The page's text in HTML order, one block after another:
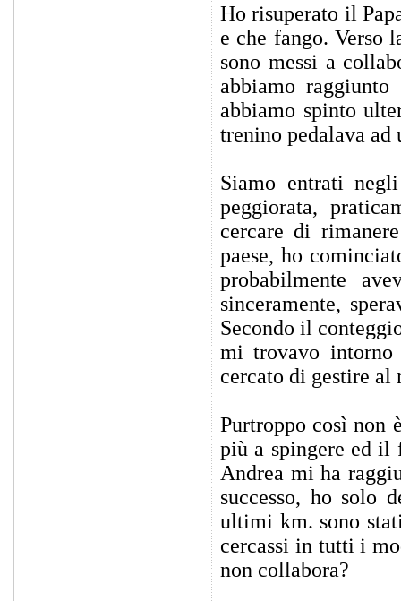
Ho risuperato il
e che fango. Verso
sono messi a
abbiamo
abbiamo spinto
trenino pedalava
Siamo entrati
peggiorata,
cercare di
paese, ho
probabilmente
sinceramente,
Secondo il
mi trovavo intorno
cercato di gestire
Purtroppo così non
più a spingere ed il
Andrea mi ha
successo, ho solo
ultimi km. sono
cercassi in tutti i
non collabora?